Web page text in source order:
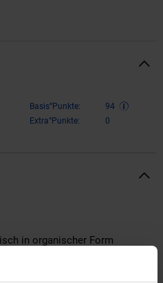
Basis°Punkte:
94
Extra°Punkte:
0
in organischer Form